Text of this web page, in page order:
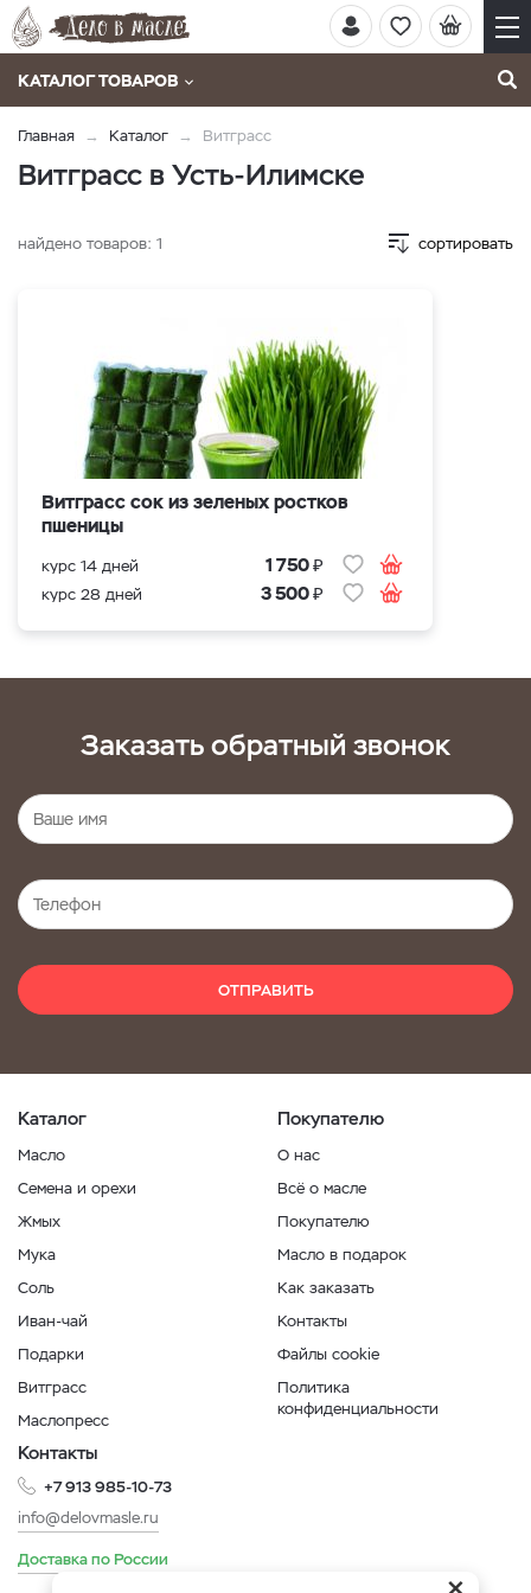
КАТАЛОГ ТОВАРОВ
Главная Каталог Витграсс
Витграсс в Усть-Илимске
найдено товаров: 1 сортировать
Витграсс сок из зеленых ростков
пшеницы
курс 14 дней 1 750₽
курс 28 дней 3 500₽
Заказать обратный звонок
ОТПРАВИТЬ
Каталог
Масло
Семена и орехи
Жмых
Мука
Соль
Иван-чай
Подарки
Витграсс
Маслопресс
Покупателю
О нас
Всё о масле
Покупателю
Масло в подарок
Как заказать
Контакты
Файлы cookie
Политика
конфиденциальности
Контакты
+7 913 985-10-73
info@delovmasle.ru
Доставка по России